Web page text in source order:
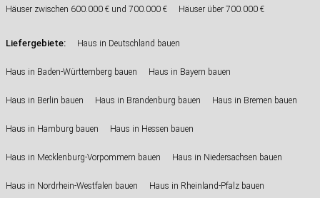
Häuser zwischen 600.000 € und 700.000 € Häuser über 700.000 €
Liefergebiete: Haus in Deutschland bauen
Haus in Baden-Württemberg bauen Haus in Bayern bauen
Haus in Berlin bauen Haus in Brandenburg bauen Haus in Bremen bauen
Haus in Hamburg bauen Haus in Hessen bauen
Haus in Mecklenburg-Vorpommern bauen Haus in Niedersachsen bauen
Haus in Nordrhein-Westfalen bauen Haus in Rheinland-Pfalz bauen